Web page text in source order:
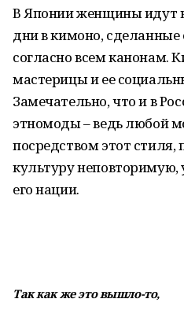
В Японии женщины идут
дни в кимоно,
согласно всем канонам.
мастерицы и ее
Замечательно, что и в
этномоды – ведь любой
посредством этот
культуру
его нации.
Так как же это вышло-то,